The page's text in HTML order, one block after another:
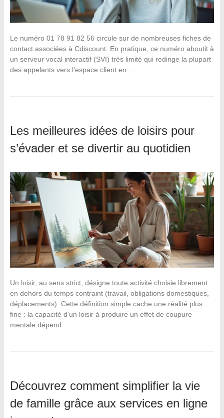
Le numéro 01 78 91 82 56 circule sur de nombreuses fiches de
contact associées à Cdiscount. En pratique, ce numéro aboutit à
un serveur vocal interactif (SVI) très limité qui redirige la plupart
des appelants vers l’espace client en…
Les meilleures idées de loisirs pour
s’évader et se divertir au quotidien
Un loisir, au sens strict, désigne toute activité choisie librement
en dehors du temps contraint (travail, obligations domestiques,
déplacements). Cette définition simple cache une réalité plus
fine : la capacité d’un loisir à produire un effet de coupure
mentale dépend…
Découvrez comment simplifier la vie
de famille grâce aux services en ligne